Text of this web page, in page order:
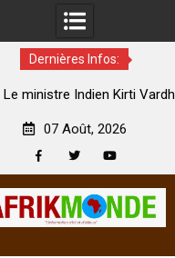
Dernières Infos:
ministre Indien Kirti
07 Août, 2026